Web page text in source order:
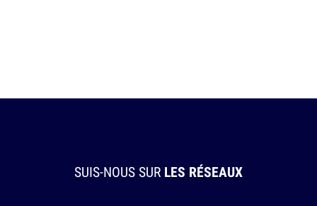
SUIS-NOUS SUR LES RÉSEAUX